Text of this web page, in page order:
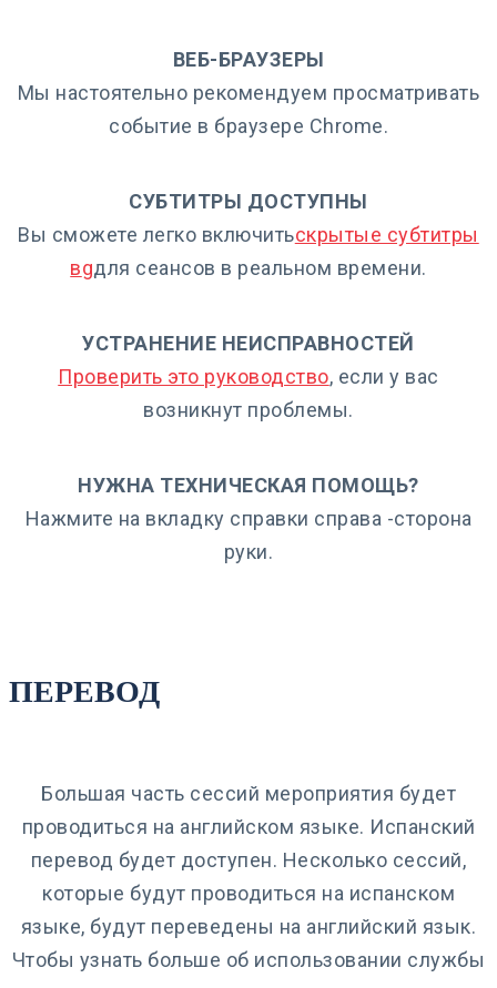
ВЕБ-БРАУЗЕРЫ
Мы настоятельно рекомендуем просматривать
событие в браузере Chrome.
СУБТИТРЫ ДОСТУПНЫ
Вы сможете легко включитьскрытые субтитры
вgдля сеансов в реальном времени.
УСТРАНЕНИЕ НЕИСПРАВНОСТЕЙ
Проверить это руководство, если у вас
возникнут проблемы.
НУЖНА ТЕХНИЧЕСКАЯ ПОМОЩЬ?
Нажмите на вкладку справки справа -сторона
руки.
ПЕРЕВОД
Большая часть сессий мероприятия будет
проводиться на английском языке. Испанский
перевод будет доступен. Несколько сессий,
которые будут проводиться на испанском
языке, будут переведены на английский язык.
Чтобы узнать больше об использовании службы